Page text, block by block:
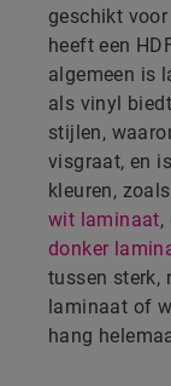
geschikt
heeft een
algemeen is
als vinyl
stijlen,
visgraat, en
kleuren, zoals
wit laminaat,
donker
tussen sterk,
laminaat of
hang